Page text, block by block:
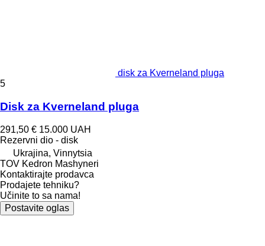
disk za Kverneland pluga
5
Disk za Kverneland pluga
291,50 € 15.000 UAH
Rezervni dio - disk
Ukrajina, Vinnytsia
TOV Kedron Mashyneri
Kontaktirajte prodavca
Prodajete tehniku?
Učinite to sa nama!
Postavite oglas